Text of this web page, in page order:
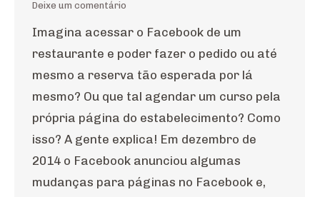
Deixe um comentário
Imagina acessar o Facebook de um
restaurante e poder fazer o pedido ou até
mesmo a reserva tão esperada por lá
mesmo? Ou que tal agendar um curso pela
própria página do estabelecimento? Como
isso? A gente explica! Em dezembro de
2014 o Facebook anunciou algumas
mudanças para páginas no Facebook e,